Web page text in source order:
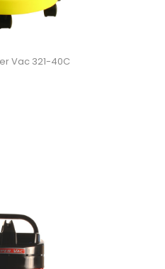
Vac 321-40C